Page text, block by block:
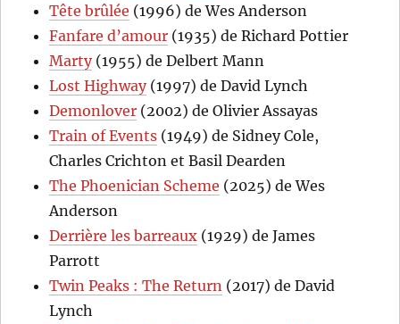
Tête brûlée (1996) de Wes Anderson
Fanfare d’amour (1935) de Richard Pottier
Marty(1955) de Delbert Mann
Lost Highway(1997) de David Lynch
Demonlover (2002) de Olivier Assayas
Train of Events (1949) de Sidney Cole,
Charles Crichton et Basil Dearden
The Phoenician Scheme (2025) de Wes
Anderson
Derrière les barreaux (1929) de James
Parrott
Twin Peaks : The Return (2017) de David
Lynch